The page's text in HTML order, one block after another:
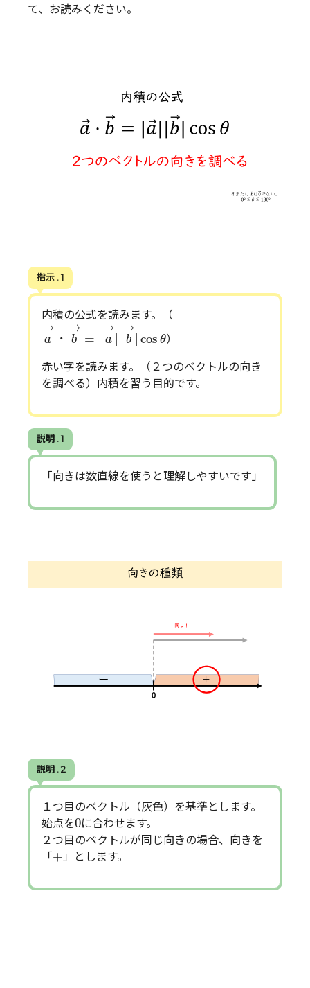
て、お読みください。
指示 . 1
内積の公式を読みます。（
→
a ・
→
b =
→
a
→
b cos θ
(a→ ・(b→=|( a→ | (b →
）
赤い字を読みます。（２つのベクトルの向き
を調べる）内積を習う目的です。
説明 . 1
「向きは数直線を使うと理解しやすいです」
説明 . 2
１つ目のベクトル（灰色）を基準とします。
始点を0
0に合わせます。
２つ目のベクトルが同じ向きの場合、向きを
「 +
+ 」とします。